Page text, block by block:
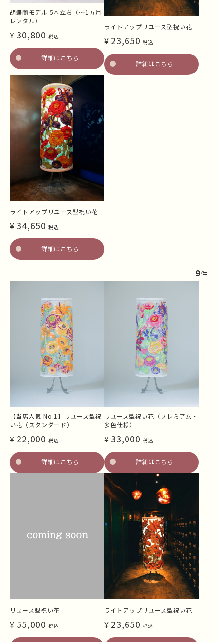
胡蝶蘭モデル 5本立ち（～1ヵ月
レンタル）
¥ 30,800 税込
詳細はこちら
ライトアップリユース型祝い花
¥ 23,650 税込
詳細はこちら
ライトアップリユース型祝い花
¥ 34,650 税込
詳細はこちら
9件
【当店人気 No.1】リユース型祝
い花（スタンダード）
¥ 22,000 税込
詳細はこちら
リユース型祝い花（プレミアム・
多色仕様）
¥ 33,000 税込
詳細はこちら
リユース型祝い花
¥ 55,000 税込
ライトアップリユース型祝い花
¥ 23,650 税込